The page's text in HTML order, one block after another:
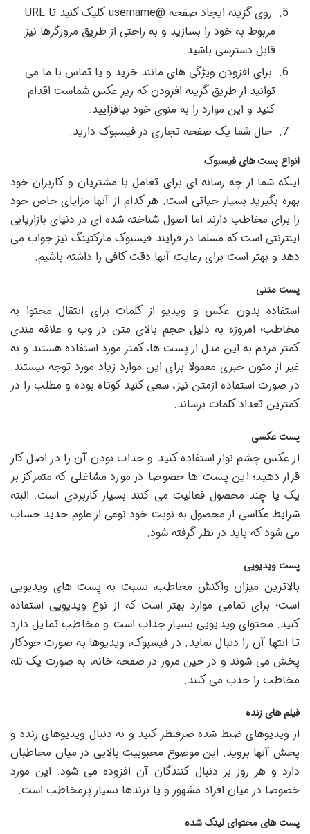
روی گزینه ایجاد صفحه @username کلیک کنید تا URL
مربوط به خود را بسازید و به راحتی از طریق مرورگرها نیز
قابل دسترسی باشید.
برای افزودن ویژگی های مانند خرید و یا تماس با ما می
توانید از طریق گزینه افزودن که زیر عکس شماست اقدام
کنید و این موارد را به منوی خود بیافزایید.
حال شما یک صفحه تجاری در فیسبوک دارید.
انواع پست های فیسبوک
اینکه شما از چه رسانه ای برای تعامل با مشتریان و کاربران خود
بهره بگیرید بسیار حیاتی است. هر کدام از آنها مزایای خاص خود
را برای مخاطب دارند اما اصول شناخته شده ای در دنیای بازاریابی
اینترنتی است که مسلما در فرایند فیسبوک مارکتینگ نیز جواب می
دهد و بهتر است برای رعایت آنها دقت کافی را داشته باشیم.
پست متنی
استفاده بدون عکس و ویدیو از کلمات برای انتقال محتوا به
مخاطب؛ امروزه به دلیل حجم بالای متن در وب و علاقه مندی
کمتر مردم به این مدل از پست ها، کمتر مورد استفاده هستند و به
غیر از متون خبری معمولا برای این موارد زیاد مورد توجه نیستند.
در صورت استفاده ازمتن نیز، سعی کنید کوتاه بوده و مطلب را در
کمترین تعداد کلمات برساند.
پست عکسی
از عکس چشم نواز استفاده کنید و جذاب بودن آن را در اصل کار
قرار دهید؛ این پست ها خصوصا در مورد مشاغلی که متمرکز بر
یک یا چند محصول فعالیت می کنند بسیار کاربردی است. البته
شرایط عکاسی از محصول به نوبت خود نوعی از علوم جدید حساب
می شود که باید در نظر گرفته شود.
پست ویدیویی
بالاترین میزان واکنش مخاطب، نسبت به پست های ویدیویی
است؛ برای تمامی موارد بهتر است که از نوع ویدیویی استفاده
کنید. محتوای ویدیویی بسیار جذاب است و مخاطب تمایل دارد
تا انتها آن را دنبال نماید. در فیسبوک، ویدیوها به صورت خودکار
پخش می شوند و در حین مرور در صفحه خانه، به صورت یک تله
مخاطب را جذب می کنند.
فیلم های زنده
از ویدیوهای ضبط شده صرفنظر کنید و به دنبال ویدیوهای زنده و
پخش آنها بروید. این موضوع محبوبیت بالایی در میان مخاطبان
دارد و هر روز بر دنبال کنندگان آن افزوده می شود. این مورد
خصوصا در میان افراد مشهور و یا برندها بسیار پرمخاطب است.
پست های محتوای لینک شده